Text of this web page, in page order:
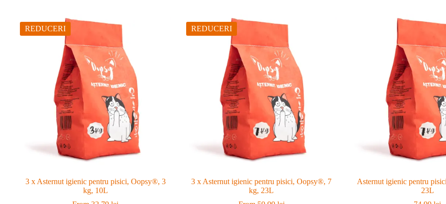
REDUCERI
3 x Asternut igienic pentru pisici, Oopsy®, 3
kg, 10L
REDUCERI
3 x Asternut igienic pentru pisici, Oopsy®, 7
kg, 23L
Asternut igienic pentru
23L